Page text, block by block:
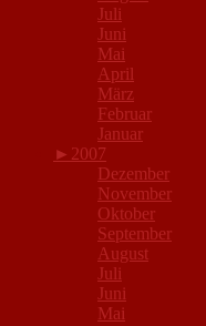
Juli
Juni
Mai
April
März
Februar
Januar
► 2007
Dezember
November
Oktober
September
August
Juli
Juni
Mai